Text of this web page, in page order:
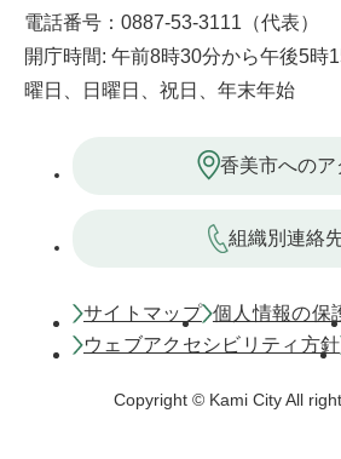
電話番号：0887-53-3111（代表）
開庁時間: 午前8時30分から午後5
曜日、日曜日、祝日、年末年始
香美市へのア
組織別連絡
サイトマップ 個人情報の保
ウェブアクセシビリティ方針
Copyright © Kami City All